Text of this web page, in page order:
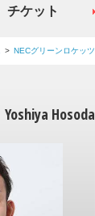
チケット
NECグリーンロケッツ
Yoshiya Hosoda